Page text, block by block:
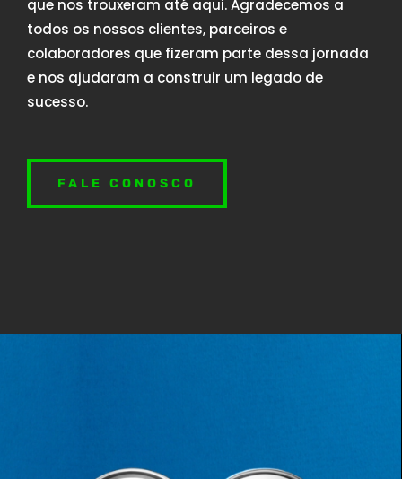
que nos trouxeram até aqui. Agradecemos a
todos os nossos clientes, parceiros e
colaboradores que fizeram parte dessa jornada
e nos ajudaram a construir um legado de
sucesso.
FALE CONOSCO